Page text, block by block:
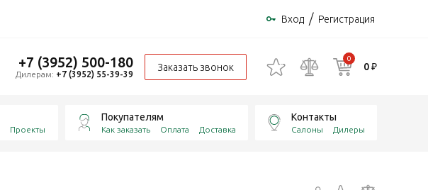
Вход / Регистрация
+7 (3952) 500-180
Дилерам: +7 (3952) 55-39-39
Заказать звонок
0
0 ₽
Проекты
Покупателям
Как заказать Оплата Доставка
Контакты
Салоны Дилеры